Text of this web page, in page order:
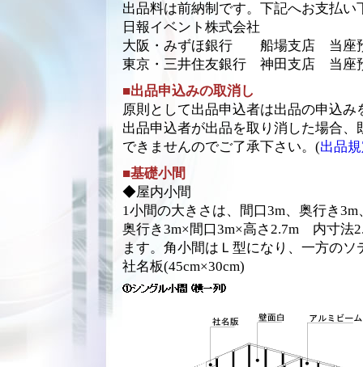
出品料は前納制です。下記へお支払い
日報イベント株式会社
大阪・みずほ銀行 船場支店 当座
東京・三井住友銀行 神田支店 当座
■出品申込みの取消し
原則として出品申込者は出品の申込
出品申込者が出品を取り消した場合
できませんのでご了承下さい。(出品
■基礎小間
◆屋内小間
1小間の大きさは、間口3m、奥行き3m
奥行き3m×間口3m×高さ2.7m 内寸法
ます。角小間はＬ型になり、一方のソ
社名板(45cm×30cm)